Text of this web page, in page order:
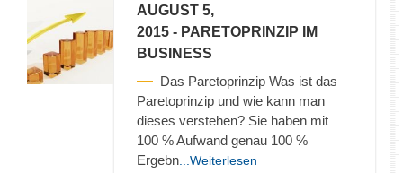
AUGUST 5,
2015 - PARETOPRINZIP IM
BUSINESS
Das Paretoprinzip Was ist das
Paretoprinzip und wie kann man
dieses verstehen? Sie haben mit
100 % Aufwand genau 100 %
Ergebn ...Weiterlesen